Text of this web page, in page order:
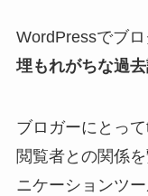
WordPressでブロ
埋もれがちな過
ブロガーにとっ
閲覧者との関係
ニケーションツー